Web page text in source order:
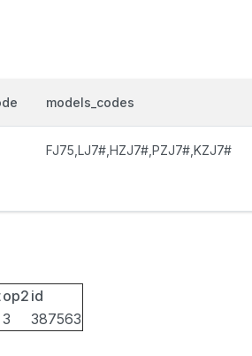
models_codes
FJ75,LJ7#,HZJ7#,PZJ7#,KZJ7#
op2 id
3 387563